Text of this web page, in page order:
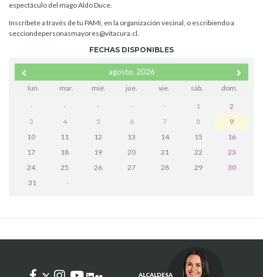
espectáculo del mago Aldo Duce.
Inscríbete a través de tu PAMI, en la organización vecinal, o escribiendo a
secciondepersonasmayores@vitacura.cl.
FECHAS DISPONIBLES
agosto, 2026
lun. mar. mié. jue. vie. sáb. dom.
- - - - - 1
2
3
4 5 6 7 8
9
10
11 12 13 14 15
16
17
18 19 20 21 22
23
24
25 26 27 28 29
30
31
-
ALCALDESA